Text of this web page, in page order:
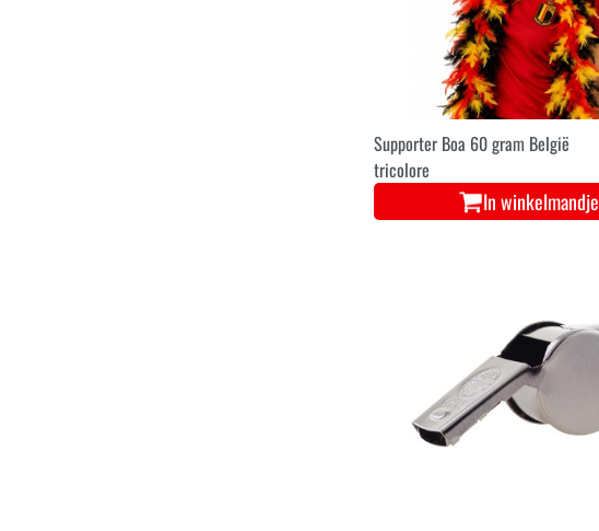
Supporter Boa 60 gram België
tricolore
In winkelmandje